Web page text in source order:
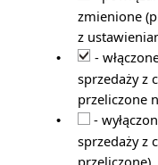
zmienione
z
•
-
sprzedaży z
przeliczone
•
-
sprzedaży z